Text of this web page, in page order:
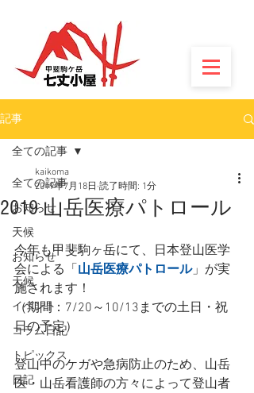
記事
全ての記事
お知らせ
天候
お知らせ
天候
イベント
コラム日記
トピックス
日記
全ての記事
2019 山岳医療パトロール
kaikoma
2019年7月18日 読了時間: 1分
今年も甲斐駒ヶ岳にて、日本登山医学
会による「 山岳医療パトロール」が実
施されます！
（期間：7/20～10/13までの土日・祝
日の予定）
登山中のケガや急病防止のため、山岳
医・山岳看護師の方々によって登山者